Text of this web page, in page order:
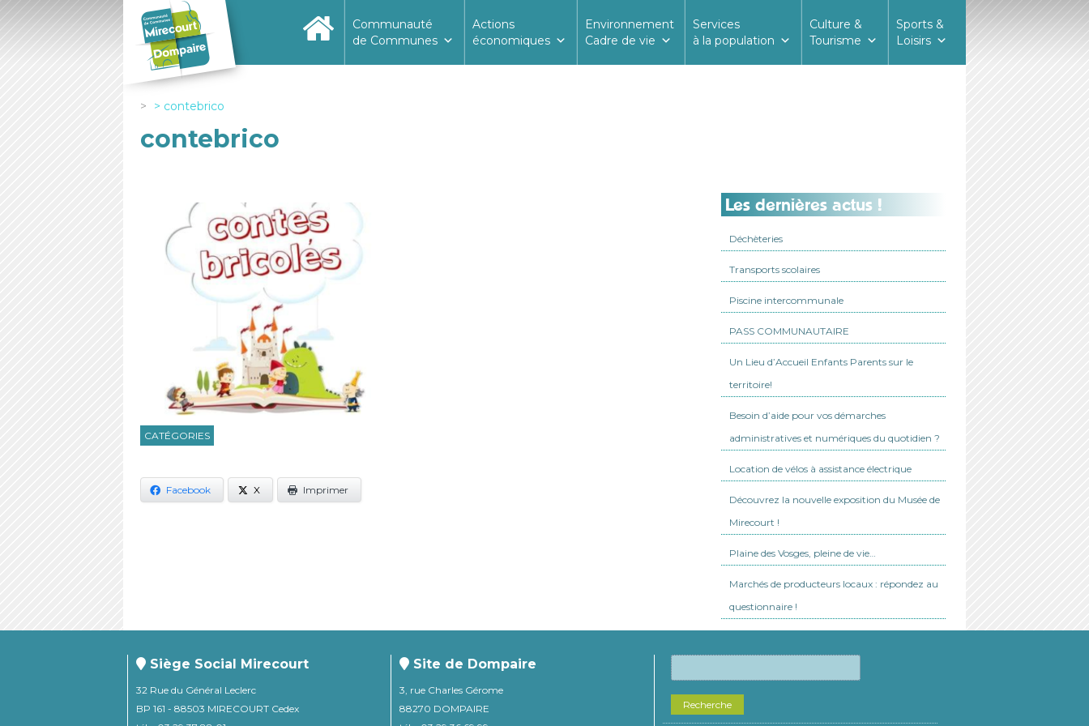
Communauté
de Communes
Actions
économiques
Environnement
Cadre de vie
Services
à la population
Culture &
Tourisme
Sports &
Loisirs
contebrico
contebrico
CATÉGORIES
Facebook X Imprimer
Les dernières actus !
Déchèteries
Transports scolaires
Piscine intercommunale
PASS COMMUNAUTAIRE
Un Lieu d’Accueil Enfants Parents sur le
territoire!
Besoin d’aide pour vos démarches
administratives et numériques du quotidien ?
Location de vélos à assistance électrique
Découvrez la nouvelle exposition du Musée de
Mirecourt !
Plaine des Vosges, pleine de vie…
Marchés de producteurs locaux : répondez au
questionnaire !
Siège Social Mirecourt
32 Rue du Général Leclerc
BP 161 - 88503 MIRECOURT Cedex
Site de Dompaire
3, rue Charles Gérome
88270 DOMPAIRE
Recherche